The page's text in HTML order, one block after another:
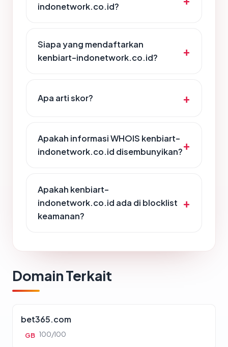
indonetwork.co.id?
Siapa yang mendaftarkan
kenbiart-indonetwork.co.id?
Apa arti skor?
Apakah informasi WHOIS kenbiart-
indonetwork.co.id disembunyikan?
Apakah kenbiart-
indonetwork.co.id ada di blocklist
keamanan?
Domain Terkait
bet365.com
GB 100/100